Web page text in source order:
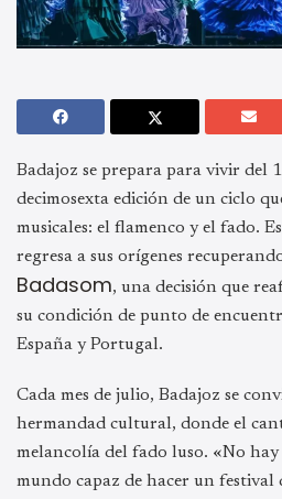
Badajoz se prepara para vivir del
decimosexta edición de un ciclo
musicales: el flamenco y el fado.
regresa a sus orígenes
Badasom, una decisión que
su condición de punto de
España y Portugal.
Cada mes de julio, Badajoz se
hermandad cultural, donde el
melancolía del fado luso. «No
mundo capaz de hacer un festival